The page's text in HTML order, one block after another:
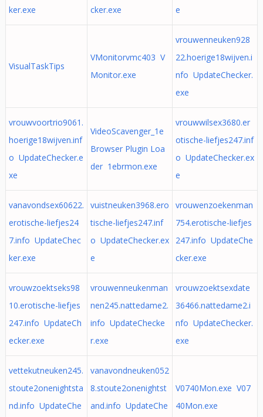
ker.exe cker.exe e
VisualTaskTips
VMonitorvmc403 V
Monitor.exe
vrouwenneuken928
22.hoerige18wijven.i
nfo UpdateChecker.
exe
vrouwvoortrio9061.
hoerige18wijven.inf
o UpdateChecker.e
xe
VideoScavenger_1e
Browser Plugin Loa
der 1ebrmon.exe
vrouwwilsex3680.er
otische-liefjes247.inf
o UpdateChecker.ex
e
vanavondsex60622.
erotische-liefjes24
7.info UpdateChec
ker.exe
vuistneuken3968.ero
tische-liefjes247.inf
o UpdateChecker.ex
e
vrouwenzoekenman
754.erotische-liefjes
247.info UpdateChe
cker.exe
vrouwzoektseks98
10.erotische-liefjes
247.info UpdateCh
ecker.exe
vrouwenneukenman
nen245.nattedame2.
info UpdateChecke
r.exe
vrouwzoektsexdate
36466.nattedame2.i
nfo UpdateChecker.
exe
vettekutneuken245.
stoute2onenightsta
nd.info UpdateChe
vanavondneuken052
8.stoute2onenightst
and.info UpdateChe
V0740Mon.exe V07
40Mon.exe